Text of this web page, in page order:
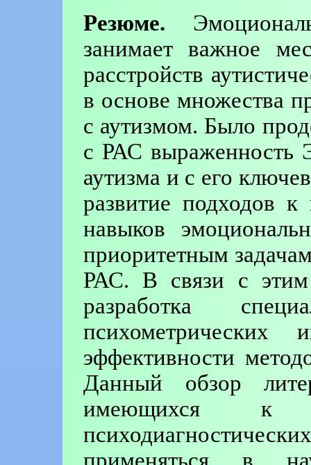
Резюме.
занимает важное
расстройств
в основе множества
с аутизмом. Было
с РАС выраженность
аутизма и с его
развитие подходов
навыков
приоритетным
РАС. В связи с этим
разработка
психометрических
эффективности
Данный обзор
имеющихся к
применяться в